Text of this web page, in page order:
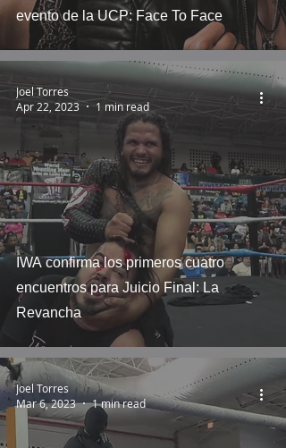
evento de la UCP: Face To Face
IWA confirma los primeros cuatro
encuentros para Juicio Final: La
Revancha
Joel Torres
Apr 22, 2023
1 min read
Joel Torres
Mar 6, 2023
1 min read